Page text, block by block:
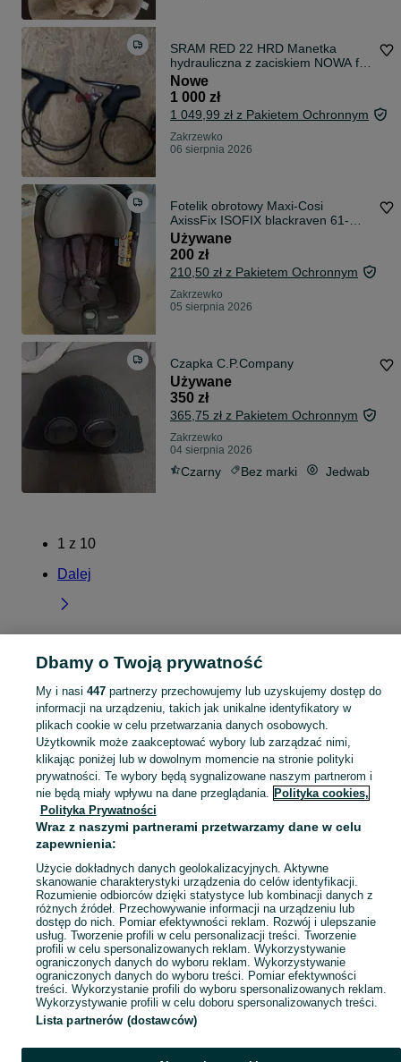
SRAM RED 22 HRD Manetka
hydrauliczna z zaciskiem NOWA flat
mount
Nowe
1 000 zł
1 049,99 zł z Pakietem Ochronnym
Zakrzewko
06 sierpnia 2026
Fotelik obrotowy Maxi-Cosi
AxissFix ISOFIX blackraven 61-
105cm
Używane
200 zł
210,50 zł z Pakietem Ochronnym
Zakrzewko
05 sierpnia 2026
Czapka C.P.Company
Używane
350 zł
365,75 zł z Pakietem Ochronnym
Zakrzewko
04 sierpnia 2026
Czarny Bez marki Jedwab
1 z 10
Dalej
Strona główna Kujawsko-pomorskie Zakrzewko
KATEGORIA
Skorzystaj z największego serwisu ogłoszeniowego - Zakrzewko i okolice! Kupuj to, czego pragniesz i sprzedawaj to, czego już nie potrzebujesz! Zobacz
Mapa kategorii
Mapa miejscowości
Mapa ministron
Popularne wyszukiwania
Dbamy o Twoją prywatność
My i nasi 447partnerzy przechowujemy lub uzyskujemy dostęp do
informacji na urządzeniu, takich jak unikalne identyfikatory w
plikach cookie w celu przetwarzania danych osobowych.
Użytkownik może zaakceptować wybory lub zarządzać nimi,
klikając poniżej lub w dowolnym momencie na stronie polityki
prywatności. Te wybory będą sygnalizowane naszym partnerom i
nie będą miały wpływu na dane przeglądania. Polityka cookies,
Polityka Prywatności
Wraz z naszymi partnerami przetwarzamy dane w celu
zapewnienia:
Użycie dokładnych danych geolokalizacyjnych. Aktywne
skanowanie charakterystyki urządzenia do celów identyfikacji.
Rozumienie odbiorców dzięki statystyce lub kombinacji danych z
różnych źródeł. Przechowywanie informacji na urządzeniu lub
dostęp do nich. Pomiar efektywności reklam. Rozwój i ulepszanie
usług. Tworzenie profili w celu personalizacji treści. Tworzenie
profili w celu spersonalizowanych reklam. Wykorzystywanie
ograniczonych danych do wyboru reklam. Wykorzystywanie
ograniczonych danych do wyboru treści. Pomiar efektywności
treści. Wykorzystanie profili do wyboru spersonalizowanych reklam.
Wykorzystywanie profili w celu doboru spersonalizowanych treści.
Lista partnerów (dostawców)